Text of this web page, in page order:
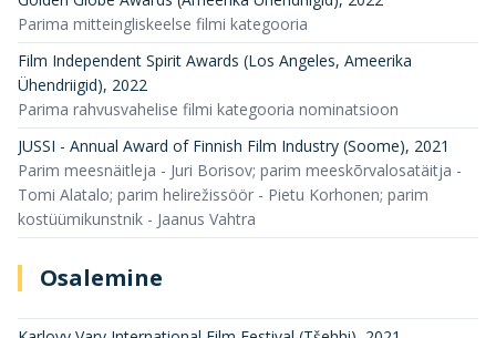
Parima mitteingliskeelse filmi kategooria
Film Independent Spirit Awards (Los Angeles, Ameerika
Ühendriigid), 2022
Parima rahvusvahelise filmi kategooria nominatsioon
JUSSI - Annual Award of Finnish Film Industry (Soome), 2021
Parim meesnäitleja - Juri Borisov; parim meeskõrvalosatäitja -
Tomi Alatalo; parim helirežissöör - Pietu Korhonen; parim
kostüümikunstnik - Jaanus Vahtra
Osalemine